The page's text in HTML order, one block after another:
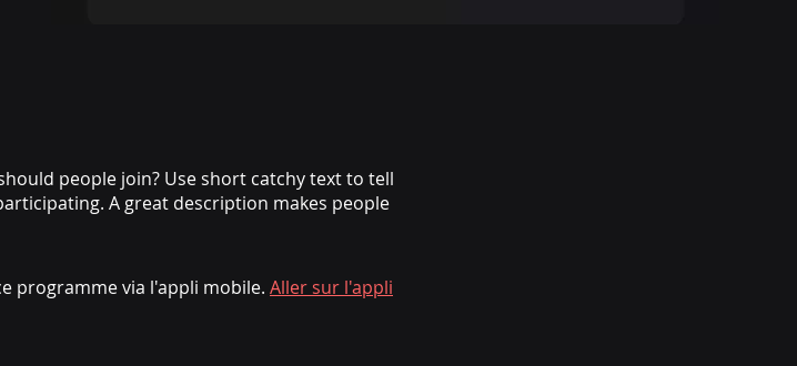
people join? Use short catchy text to tell
A great description makes people
programme via l'appli mobile. Aller sur l'appli